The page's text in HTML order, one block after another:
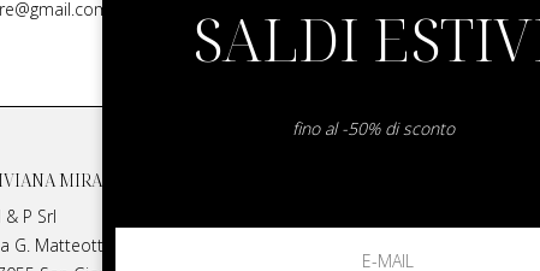
MIRARCHI
& P Srl
G. Matteotti, 91
SALDI
fino al -50% di sconto